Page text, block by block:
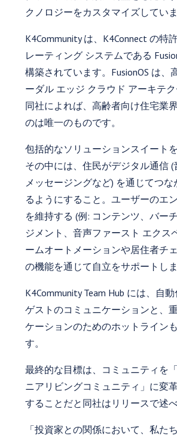
クノロジーをカスタマイズしていま
K4Community は、K4Connect の特
レーティング システムである
構築されています。FusionOS は、
ーダル エッジ クラウド アーキテク
同社によれば、高齢者向け住宅業
のは唯一のものです。
包括的なソリューションスイート
その中には、住民がデジタル通信 (
メッセージングなど) を通じてつな
るようにすること。ユーザーのエ
を維持する (例: コンテンツ、バー
ジメント、音声ファースト エクス
ームオートメーションや居住者チ
の機能を通じて自立をサポートしま
K4Community Team Hub には、自
ゲストのコミュニケーションと、
ケーションのためのホットライン
す。
最終的な目標は、コミュニティを
ニアリビングコミュニティ」に変
することだと同社はリリースで述べ
「投資家との関係において、私た